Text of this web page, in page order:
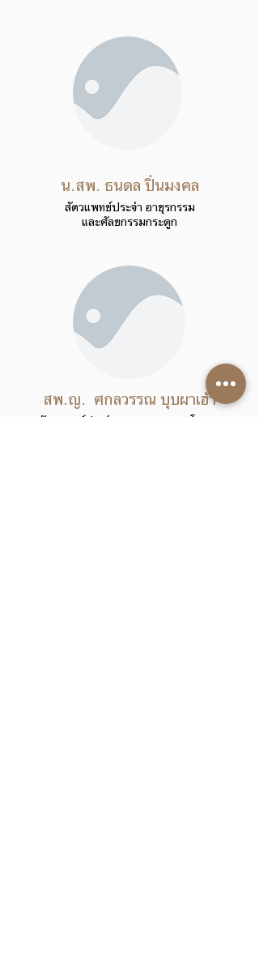
สัตวแพทย์ประจำ อายุรกรรม
และศัลยกรรมกระดูก
น.สพ. ธนดล ปิ่นมงคล
สพ.ญ. ศกลวรรณ บุบผาเฮ้า
สัตวแพทย์ประจำ อายุรกรรม และโรคตา